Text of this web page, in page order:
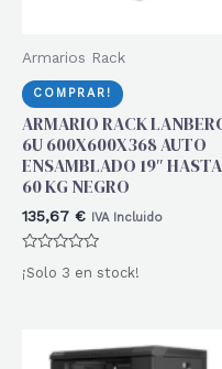
Armarios Rack
COMPRAR!
ARMARIO RACK
6U 600X600X368 AUTO
ENSAMBLADO 19″ HASTA
60 KG NEGRO
135,67 € IVA Incluido
Valorado
con
¡Solo 3 en stock!